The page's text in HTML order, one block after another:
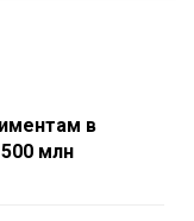
в
млн